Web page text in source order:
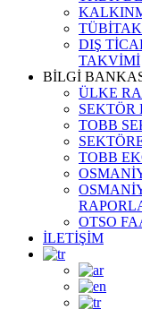
DIŞ
TAKVİMİ
BİLGİ
ÜLKE
SEKTÖR
TOBB
TOBB
OTSO
İLETİŞİM